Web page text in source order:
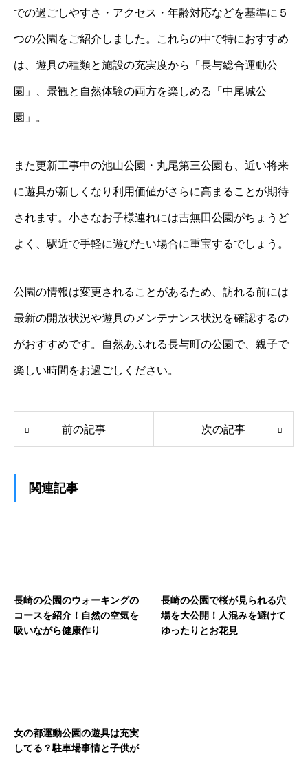
での過ごしやすさ・アクセス・年齢対応などを基準に５
つの公園をご紹介しました。これらの中で特におすすめ
は、遊具の種類と施設の充実度から「長与総合運動公
園」、景観と自然体験の両方を楽しめる「中尾城公
園」。
また更新工事中の池山公園・丸尾第三公園も、近い将来
に遊具が新しくなり利用価値がさらに高まることが期待
されます。小さなお子様連れには吉無田公園がちょうど
よく、駅近で手軽に遊びたい場合に重宝するでしょう。
公園の情報は変更されることがあるため、訪れる前には
最新の開放状況や遊具のメンテナンス状況を確認するの
がおすすめです。自然あふれる長与町の公園で、親子で
楽しい時間をお過ごしください。
前の記事 次の記事
関連記事
長崎の公園のウォーキングの
コースを紹介！自然の空気を
吸いながら健康作り
長崎の公園で桜が見られる穴
場を大公開！人混みを避けて
ゆったりとお花見
女の都運動公園の遊具は充実
してる？駐車場事情と子供が